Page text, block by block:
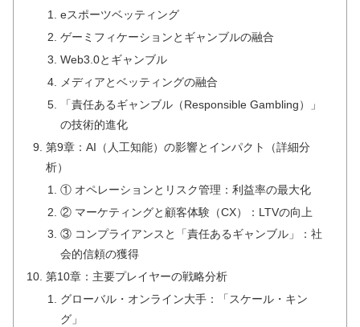
eスポーツベッティング
ゲーミフィケーションとギャンブルの融合
Web3.0とギャンブル
メディアとベッティングの融合
「責任あるギャンブル（Responsible Gambling）」
の技術的進化
第9章：AI（人工知能）の影響とインパクト（詳細分
析）
① オペレーションとリスク管理：利益率の最大化
② マーケティングと顧客体験（CX）：LTVの向上
③ コンプライアンスと「責任あるギャンブル」：社
会的信頼の獲得
第10章：主要プレイヤーの戦略分析
グローバル・オンライン大手：「スケール・キン
グ」